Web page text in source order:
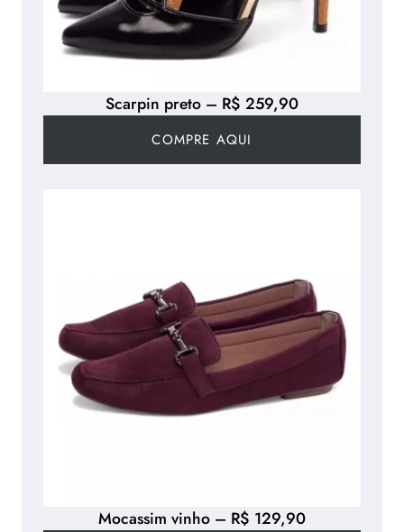
Scarpin preto – R$ 259,90
COMPRE AQUI
Mocassim vinho – R$ 129,90